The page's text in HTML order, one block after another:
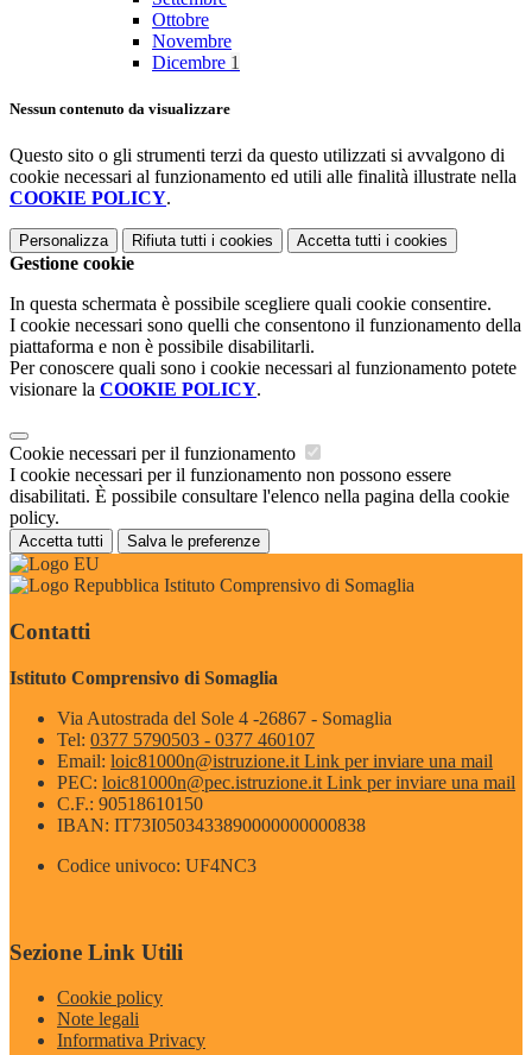
Ottobre
Novembre
Dicembre 1
Nessun contenuto da visualizzare
Questo sito o gli strumenti terzi da questo utilizzati si avvalgono di
cookie necessari al funzionamento ed utili alle finalità illustrate nella
COOKIE POLICY.
Personalizza Rifiuta tutti i cookies Accetta tutti i cookies
Gestione cookie
In questa schermata è possibile scegliere quali cookie consentire.
I cookie necessari sono quelli che consentono il funzionamento della
piattaforma e non è possibile disabilitarli.
Per conoscere quali sono i cookie necessari al funzionamento potete
visionare la COOKIE POLICY.
Cookie necessari per il funzionamento
I cookie necessari per il funzionamento non possono essere
disabilitati. È possibile consultare l'elenco nella pagina della cookie
policy.
Accetta tutti Salva le preferenze
Istituto Comprensivo di Somaglia
Contatti
Istituto Comprensivo di Somaglia
Via Autostrada del Sole 4 -26867 - Somaglia
Tel: 0377 5790503 - 0377 460107
Email: loic81000n@istruzione.it Link per inviare una mail
PEC: loic81000n@pec.istruzione.it Link per inviare una mail
C.F.: 90518610150
IBAN: IT73I0503433890000000000838
Codice univoco: UF4NC3
Sezione Link Utili
Cookie policy
Note legali
Informativa Privacy